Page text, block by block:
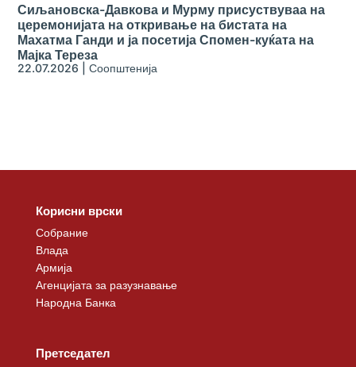
Сиљановска-Давкова и Мурму присуствуваа на
церемонијата на откривање на бистата на
Махатма Ганди и ја посетија Спомен-куќата на
Мајка Тереза
22.07.2026 |Соопштенија
Корисни врски
Собрание
Влада
Армија
Агенцијата за разузнавање
Народна Банка
Претседател